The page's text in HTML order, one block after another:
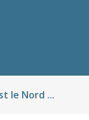
le Nord ...